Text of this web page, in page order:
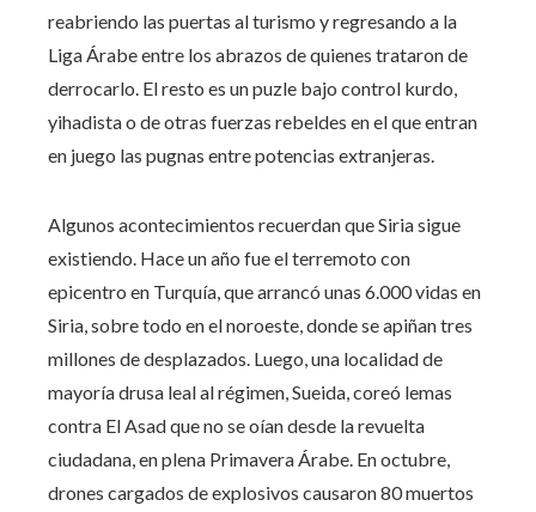
reabriendo las puertas al turismo y regresando a la
Liga Árabe entre los abrazos de quienes trataron de
derrocarlo. El resto es un puzle bajo control kurdo,
yihadista o de otras fuerzas rebeldes en el que entran
en juego las pugnas entre potencias extranjeras.
Algunos acontecimientos recuerdan que Siria sigue
existiendo. Hace un año fue el terremoto con
epicentro en Turquía, que arrancó unas 6.000 vidas en
Siria, sobre todo en el noroeste, donde se apiñan tres
millones de desplazados. Luego, una localidad de
mayoría drusa leal al régimen, Sueida, coreó lemas
contra El Asad que no se oían desde la revuelta
ciudadana, en plena Primavera Árabe. En octubre,
drones cargados de explosivos causaron 80 muertos